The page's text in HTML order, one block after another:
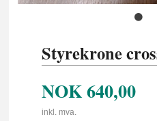
Styrekrone
NOK640,00
inkl. mva.